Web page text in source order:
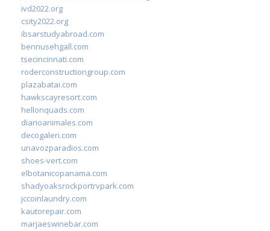
ivd2022.org
csity2022.org
ibsarstudyabroad.com
bennusehgall.com
tsecincinnati.com
roderconstructiongroup.com
plazabatai.com
hawkscayresort.com
hellonquads.com
diarioanimales.com
decogaleri.com
unavozparadios.com
shoes-vert.com
elbotanicopanama.com
shadyoaksrockportrvpark.com
jccoinlaundry.com
kautorepair.com
marjaeswinebar.com